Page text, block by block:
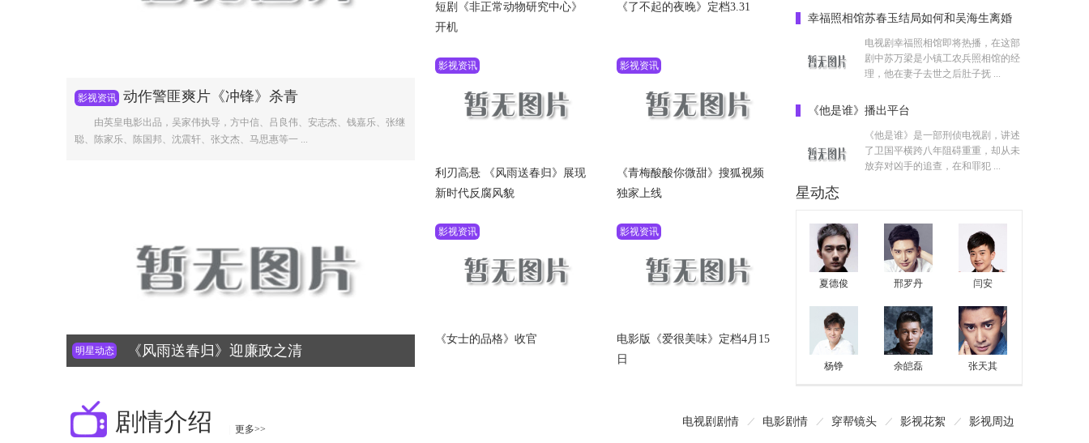
影视资讯 动作警匪爽片《冲锋》杀青
由英皇电影出品，吴家伟执导，方中信、吕良伟、安志杰、钱嘉乐、张继
聪、陈家乐、陈国邦、沈震轩、张文杰、马思惠等一 ...
明星动态 《风雨送春归》迎廉政之清
短剧《非正常动物研究中心》
开机
《了不起的夜晚》定档3.31
影视资讯
利刃高悬 《风雨送春归》展现
新时代反腐风貌
影视资讯
《青梅酸酸你微甜》搜狐视频
独家上线
影视资讯
《女士的品格》收官
影视资讯
电影版《爱很美味》定档4月15
日
幸福照相馆苏春玉结局如何和吴海生离婚
电视剧幸福照相馆即将热播，在这部
剧中苏万梁是小镇工农兵照相馆的经
理，他在妻子去世之后肚子抚 ...
《他是谁》播出平台
《他是谁》是一部刑侦电视剧，讲述
了卫国平横跨八年阻碍重重，却从未
放弃对凶手的追查，在和罪犯 ...
星动态
夏德俊 邢罗丹 闫安
杨铮 余皑磊 张天其
电视剧剧情 电影剧情 穿帮镜头 影视花絮 影视周边
剧情介绍 更多>>